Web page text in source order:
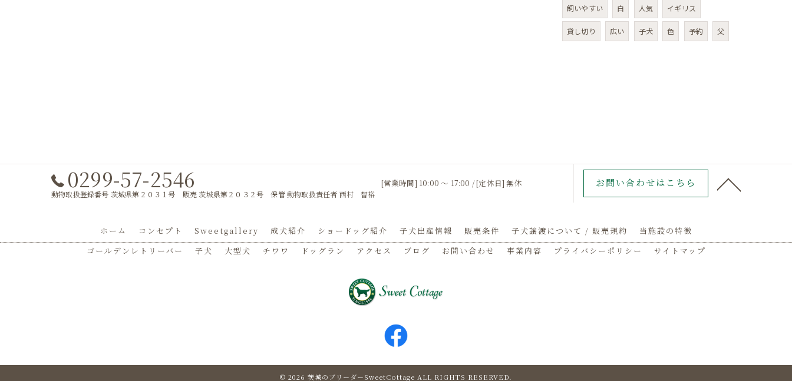
飼いやすい 白 人気 イギリス
貸し切り 広い 子犬 色 予約 父
0299-57-2546
動物取扱登録番号 茨城県第２０３１号 販売 茨城県第２０３２号 保管 動物取扱責任者 西村 智裕
[営業時間] 10:00 〜 17:00 / [定休日] 無休 お問い合わせはこちら
ホーム コンセプト Sweetgallery 成犬紹介 ショードッグ紹介 子犬出産情報 販売条件 子犬譲渡について / 販売規約
当施設の特徴
ゴールデンレトリーバー
子犬 大型犬 チワワ ドッグラン アクセス ブログ お問い合わせ 事業内容 プライバシーポリシー サイトマップ
© 2026 茨城のブリーダーSweetCottage ALL RIGHTS RESERVED.